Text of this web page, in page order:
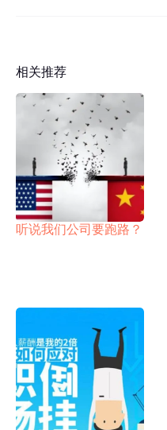
相关推荐
听说我们公司要跑路？